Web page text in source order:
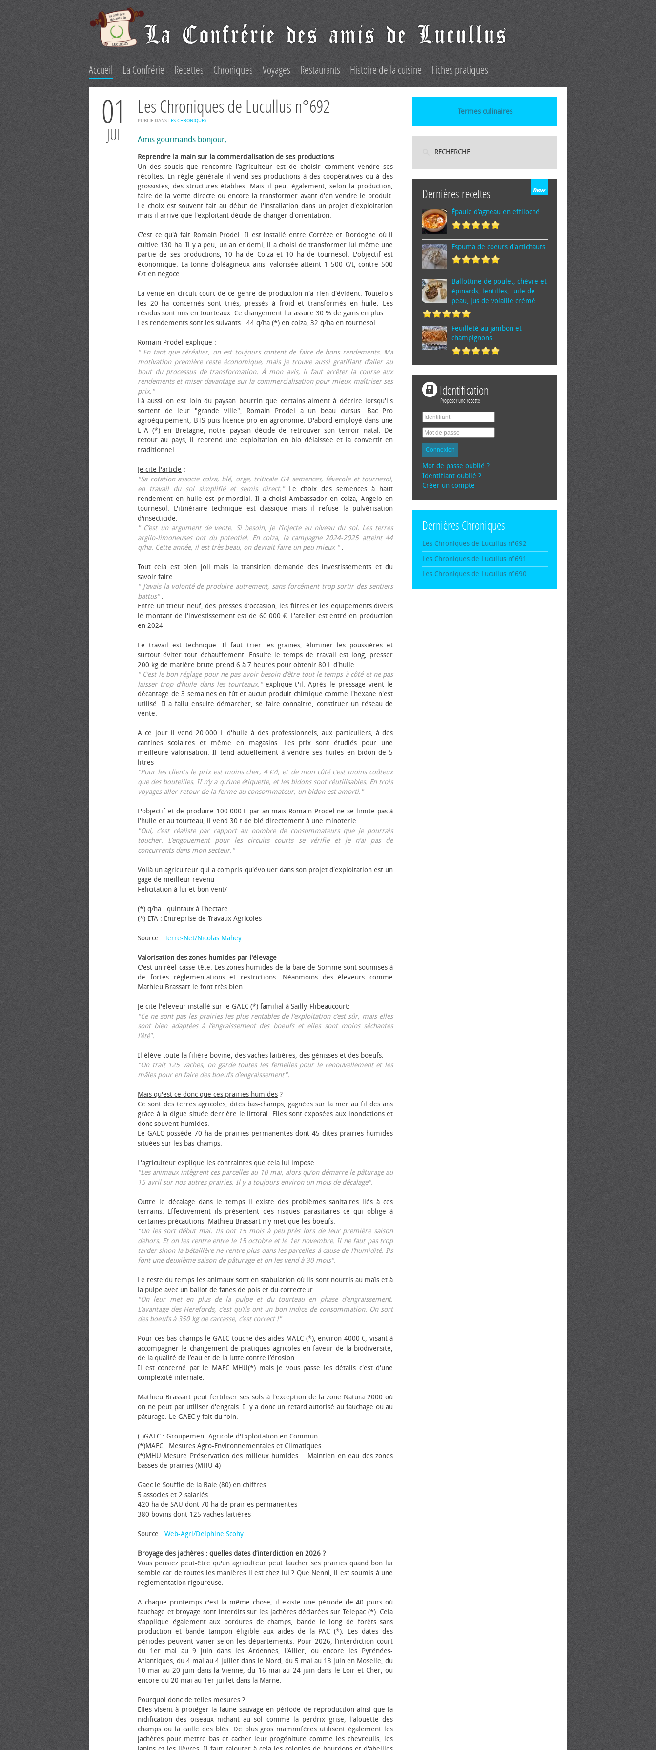
Accueil La Confrérie Recettes Chroniques Voyages Restaurants Histoire de la cuisine Fiches pratiques
01
JUI
Les Chroniques de Lucullus n°692
PUBLIÉ DANS LES CHRONIQUES.
Amis gourmands bonjour,
Reprendre la main sur la commercialisation de ses productions
Un des soucis que rencontre l’agriculteur est de choisir comment vendre ses
récoltes. En règle générale il vend ses productions à des coopératives ou à des
grossistes, des structures établies. Mais il peut également, selon la production,
faire de la vente directe ou encore la transformer avant d'en vendre le produit.
Le choix est souvent fait au début de l'installation dans un projet d'exploitation
mais il arrive que l'exploitant décide de changer d'orientation.
C'est ce qu'à fait Romain Prodel. Il est installé entre Corrèze et Dordogne où il
cultive 130 ha. Il y a peu, un an et demi, il a choisi de transformer lui même une
partie de ses productions, 10 ha de Colza et 10 ha de tournesol. L'objectif est
économique. La tonne d’oléagineux ainsi valorisée atteint 1 500 €/t, contre 500
€/t en négoce.
La vente en circuit court de ce genre de production n'a rien d'évident. Toutefois
les 20 ha concernés sont triés, pressés à froid et transformés en huile. Les
résidus sont mis en tourteaux. Ce changement lui assure 30 % de gains en plus.
Les rendements sont les suivants : 44 q/ha (*) en colza, 32 q/ha en tournesol.
Romain Prodel explique :
" En tant que céréalier, on est toujours content de faire de bons rendements. Ma
motivation première reste économique, mais je trouve aussi gratifiant d’aller au
bout du processus de transformation. À mon avis, il faut arrêter la course aux
rendements et miser davantage sur la commercialisation pour mieux maîtriser ses
prix."
Là aussi on est loin du paysan bourrin que certains aiment à décrire lorsqu'ils
sortent de leur "grande ville", Romain Prodel a un beau cursus. Bac Pro
agroéquipement, BTS puis licence pro en agronomie. D'abord employé dans une
ETA (*) en Bretagne, notre paysan décide de retrouver son terroir natal. De
retour au pays, il reprend une exploitation en bio délaissée et la convertit en
traditionnel.
Je cite l'article :
"Sa rotation associe colza, blé, orge, triticale G4 semences, féverole et tournesol,
en travail du sol simplifié et semis direct."Le choix des semences à haut
rendement en huile est primordial. Il a choisi Ambassador en colza, Angelo en
tournesol. L'itinéraire technique est classique mais il refuse la pulvérisation
d'insecticide.
" C’est un argument de vente. Si besoin, je l’injecte au niveau du sol. Les terres
argilo-limoneuses ont du potentiel. En colza, la campagne 2024-2025 atteint 44
q/ha. Cette année, il est très beau, on devrait faire un peu mieux ".
Tout cela est bien joli mais la transition demande des investissements et du
savoir faire.
" J’avais la volonté de produire autrement, sans forcément trop sortir des sentiers
battus".
Entre un trieur neuf, des presses d'occasion, les filtres et les équipements divers
le montant de l'investissement est de 60.000 €. L'atelier est entré en production
en 2024.
Le travail est technique. Il faut trier les graines, éliminer les poussières et
surtout éviter tout échauffement. Ensuite le temps de travail est long, presser
200 kg de matière brute prend 6 à 7 heures pour obtenir 80 L d'huile.
" C’est le bon réglage pour ne pas avoir besoin d’être tout le temps à côté et ne pas
laisser trop d’huile dans les tourteaux."explique-t'il. Après le pressage vient le
décantage de 3 semaines en fût et aucun produit chimique comme l'hexane n'est
utilisé. Il a fallu ensuite démarcher, se faire connaître, constituer un réseau de
vente.
A ce jour il vend 20.000 L d'huile à des professionnels, aux particuliers, à des
cantines scolaires et même en magasins. Les prix sont étudiés pour une
meilleure valorisation. Il tend actuellement à vendre ses huiles en bidon de 5
litres
"Pour les clients le prix est moins cher, 4 €/l, et de mon côté c’est moins coûteux
que des bouteilles. II n’y a qu’une étiquette, et les bidons sont réutilisables. En trois
voyages aller-retour de la ferme au consommateur, un bidon est amorti."
L'objectif et de produire 100.000 L par an mais Romain Prodel ne se limite pas à
l'huile et au tourteau, il vend 30 t de blé directement à une minoterie.
"Oui, c’est réaliste par rapport au nombre de consommateurs que je pourrais
toucher. L’engouement pour les circuits courts se vérifie et je n’ai pas de
concurrents dans mon secteur."
Voilà un agriculteur qui a compris qu'évoluer dans son projet d'exploitation est un
gage de meilleur revenu
Félicitation à lui et bon vent/
(*) q/ha : quintaux à l'hectare
(*) ETA : Entreprise de Travaux Agricoles
Source : Terre-Net/Nicolas Mahey
Valorisation des zones humides par l'élevage
C'est un réel casse-tête. Les zones humides de la baie de Somme sont soumises à
de fortes réglementations et restrictions. Néanmoins des éleveurs comme
Mathieu Brassart le font très bien.
Je cite l'éleveur installé sur le GAEC (*) familial à Sailly-Flibeaucourt:
"Ce ne sont pas les prairies les plus rentables de l’exploitation c’est sûr, mais elles
sont bien adaptées à l’engraissement des bœufs et elles sont moins séchantes
l’été".
Il élève toute la filière bovine, des vaches laitières, des génisses et des bœufs.
"On trait 125 vaches, on garde toutes les femelles pour le renouvellement et les
mâles pour en faire des bœufs d’engraissement".
Mais qu'est ce donc que ces prairies humides ?
Ce sont des terres agricoles, dites bas-champs, gagnées sur la mer au fil des ans
grâce à la digue située derrière le littoral. Elles sont exposées aux inondations et
donc souvent humides.
Le GAEC possède 70 ha de prairies permanentes dont 45 dites prairies humides
situées sur les bas-champs.
L'agriculteur explique les contraintes que cela lui impose :
"Les animaux intègrent ces parcelles au 10 mai, alors qu’on démarre le pâturage au
15 avril sur nos autres prairies. Il y a toujours environ un mois de décalage".
Outre le décalage dans le temps il existe des problèmes sanitaires liés à ces
terrains. Effectivement ils présentent des risques parasitaires ce qui oblige à
certaines précautions. Mathieu Brassart n'y met que les bœufs.
"On les sort début mai. Ils ont 15 mois à peu près lors de leur première saison
dehors. Et on les rentre entre le 15 octobre et le 1er novembre. Il ne faut pas trop
tarder sinon la bétaillère ne rentre plus dans les parcelles à cause de l’humidité. Ils
font une deuxième saison de pâturage et on les vend à 30 mois".
Le reste du temps les animaux sont en stabulation où ils sont nourris au maïs et à
la pulpe avec un ballot de fanes de pois et du correcteur.
"On leur met en plus de la pulpe et du tourteau en phase d’engraissement.
L’avantage des Herefords, c’est qu’ils ont un bon indice de consommation. On sort
des bœufs à 350 kg de carcasse, c’est correct !".
Pour ces bas-champs le GAEC touche des aides MAEC (*), environ 4000 €, visant à
accompagner le changement de pratiques agricoles en faveur de la biodiversité,
de la qualité de l’eau et de la lutte contre l’érosion.
Il est concerné par le MAEC MHU(*) mais je vous passe les détails c'est d'une
complexité infernale.
Mathieu Brassart peut fertiliser ses sols à l'exception de la zone Natura 2000 où
on ne peut par utiliser d'engrais. Il y a donc un retard autorisé au fauchage ou au
pâturage. Le GAEC y fait du foin.
(-)GAEC : Groupement Agricole d'Exploitation en Commun
(*)MAEC : Mesures Agro-Environnementales et Climatiques
(*)MHU Mesure Préservation des milieux humides − Maintien en eau des zones
basses de prairies (MHU 4)
Gaec le Souffle de la Baie (80) en chiffres :
5 associés et 2 salariés
420 ha de SAU dont 70 ha de prairies permanentes
380 bovins dont 125 vaches laitières
Source : Web-Agri/Delphine Scohy
Broyage des jachères : quelles dates d’interdiction en 2026 ?
Vous pensiez peut-être qu'un agriculteur peut faucher ses prairies quand bon lui
semble car de toutes les manières il est chez lui ? Que Nenni, il est soumis à une
réglementation rigoureuse.
A chaque printemps c'est la même chose, il existe une période de 40 jours où
fauchage et broyage sont interdits sur les jachères déclarées sur Telepac (*). Cela
s'applique également aux bordures de champs, bande le long de forêts sans
production et bande tampon éligible aux aides de la PAC (*). Les dates des
périodes peuvent varier selon les départements. Pour 2026, l’interdiction court
du 1er mai au 9 juin dans les Ardennes, l'Allier, ou encore les Pyrénées-
Atlantiques, du 4 mai au 4 juillet dans le Nord, du 5 mai au 13 juin en Moselle, du
10 mai au 20 juin dans la Vienne, du 16 mai au 24 juin dans le Loir-et-Cher, ou
encore du 20 mai au 1er juillet dans la Marne.
Pourquoi donc de telles mesures ?
Elles visent à protéger la faune sauvage en période de reproduction ainsi que la
nidification des oiseaux nichant au sol comme la perdrix grise, l'alouette des
champs ou la caille des blés. De plus gros mammifères utilisent également les
jachères pour mettre bas et cacher leur progéniture comme les chevreuils, les
Termes culinaires
Dernières recettes
Épaule d’agneau en effiloché
Espuma de cœurs d'artichauts
Ballottine de poulet, chèvre et
épinards, lentilles, tuile de
peau, jus de volaille crémé
Feuilleté au jambon et
champignons
Identification
Proposer une recette
Connexion
Mot de passe oublié ?
Identifiant oublié ?
Créer un compte
Dernières Chroniques
Les Chroniques de Lucullus n°692
Les Chroniques de Lucullus n°691
Les Chroniques de Lucullus n°690